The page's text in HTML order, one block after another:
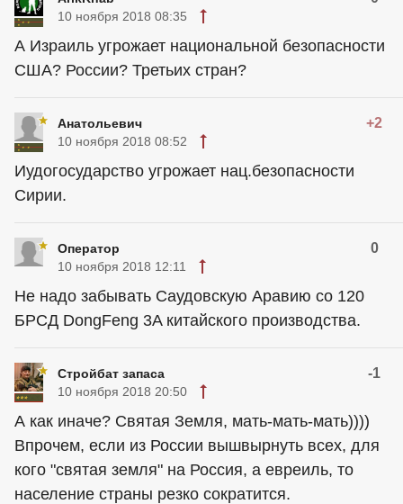
10 ноября 2018 08:35
А Израиль угрожает национальной безопасности
США? России? Третьих стран?
Анатольевич +2
10 ноября 2018 08:52
Иудогосударство угрожает нац.безопасности
Сирии.
Оператор 0
10 ноября 2018 12:11
Не надо забывать Саудовскую Аравию со 120
БРСД DongFeng 3A китайского производства.
Стройбат запаса -1
10 ноября 2018 20:50
А как иначе? Святая Земля, мать-мать-мать))))
Впрочем, если из России вышвырнуть всех, для
кого "святая земля" на Россия, а евреиль, то
население страны резко сократится.